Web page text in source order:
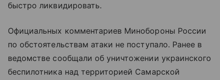
быстро ликвидировать.
Официальных комментариев Минобороны России
по обстоятельствам атаки не поступало. Ранее в
ведомстве сообщали об уничтожении украинского
беспилотника над территорией Самарской